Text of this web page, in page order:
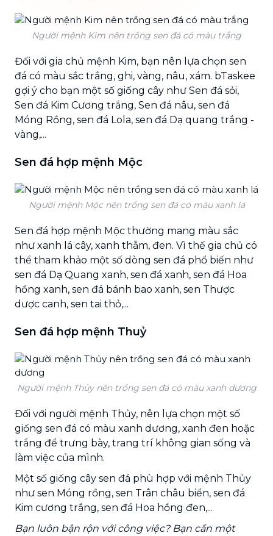
Người mệnh Kim nên trồng sen đá có màu trắng
Đối với gia chủ mệnh Kim, bạn nên lựa chọn sen
đá có màu sắc trắng, ghi, vàng, nâu, xám. bTaskee
gợi ý cho bạn một số giống cây như Sen đá sỏi,
Sen đá Kim Cương trắng, Sen đá nâu, sen đá
Móng Rồng, sen đá Lola, sen đá Dạ quang trắng -
vàng,...
Sen đá hợp mệnh Mộc
Người mệnh Mộc nên trồng sen đá có màu xanh lá
Sen đá hợp mệnh Mộc thường mang màu sắc
như xanh lá cây, xanh thẫm, đen. Vì thế gia chủ có
thể tham khảo một số dòng sen đá phổ biến như
sen đá Dạ Quang xanh, sen đá xanh, sen đá Hoa
hồng xanh, sen đá bánh bao xanh, sen Thược
dược canh, sen tai thỏ,...
Sen đá hợp mệnh Thuỷ
Người mệnh Thủy nên trồng sen đá có màu xanh dương
Đối với người mệnh Thủy, nên lựa chọn một số
giống sen đá có màu xanh dương, xanh đen hoặc
trắng để trưng bày, trang trí không gian sống và
làm việc của mình.
Một số giống cây sen đá phù hợp với mệnh Thủy
như sen Móng rồng, sen Trân châu biển, sen đá
Kim cương trắng, sen đá Hoa hồng đen,...
Bạn luôn bận rộn với công việc? Bạn cần một